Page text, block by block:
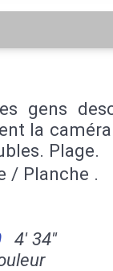
gens
la
Plage.
/ Planche .
4' 34''